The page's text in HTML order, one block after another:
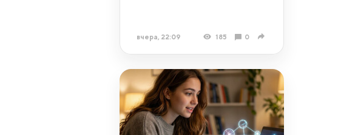
вчера, 22:09 185 0